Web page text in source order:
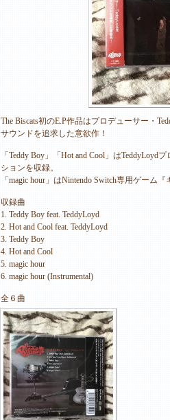
The Biscats初のE.P作品はプロデューサー・
サウンドを追求した意欲作！
「Teddy Boy」「Hot and Cool」は
ションを収録。
「magic hour」はNintendo Switch専用ゲーム
収録曲
1. Teddy Boy feat. TeddyLoyd
2. Hot and Cool feat. TeddyLoyd
3. Teddy Boy
4. Hot and Cool
5. magic hour
6. magic hour (Instrumental)
全６曲